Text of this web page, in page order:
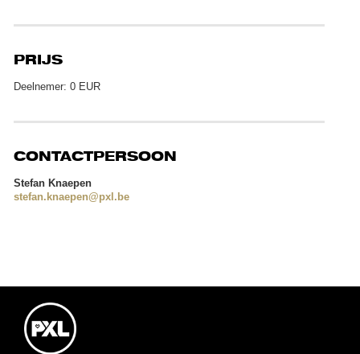
PRIJS
Deelnemer: 0 EUR
CONTACTPERSOON
Stefan Knaepen
stefan.knaepen@pxl.be